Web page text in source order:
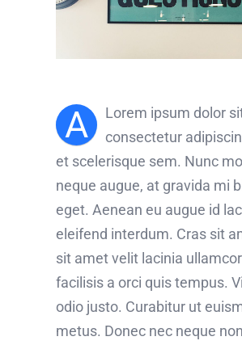
A
Lorem ipsum dolor
consectetur
et scelerisque sem. Nunc
neque augue, at gravida mi
eget. Aenean eu augue id
eleifend interdum. Cras sit
sit amet velit lacinia
facilisis a orci quis tempus.
odio justo. Curabitur ut
metus. Donec nec neque